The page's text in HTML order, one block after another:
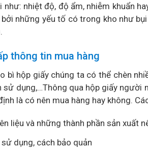
như: nhiệt độ, độ ẩm, nhiễm khuẩn
những yếu tố có trong kho như
thông tin mua hàng
bì hộp giấy chúng ta có thể chèn
sử dụng,…Thông qua hộp giấy
là có nên mua hàng hay không.
liệu và những thành phần sản xuất
sử dụng, cách bảo quản